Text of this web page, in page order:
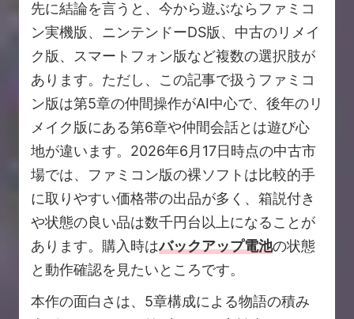
先に結論を言うと、今から遊ぶならファミコ
ン実機版、ニンテンドーDS版、中古のリメイ
ク版、スマートフォン版など複数の選択肢が
あります。ただし、この記事で扱うファミコ
ン版は第5章の仲間操作がAI中心で、後年のリ
メイク版にある第6章や仲間会話とは遊び心
地が違います。2026年6月17日時点の中古市
場では、ファミコン版の裸ソフトは比較的手
に取りやすい価格帯の出品が多く、箱説付き
や状態の良い品は数千円台以上になることが
あります。購入時はバックアップ電池の状態
と動作確認を見たいところです。
本作の面白さは、5章構成による物語の積み